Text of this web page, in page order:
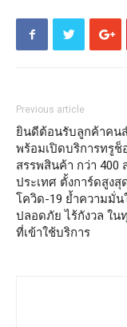
Previous article
ยินดีต้อนรับลูกค้าคน
พร้อมเปิดบริการทรูช็
สรรพสินค้า กว่า 400
ประเทศ ตั้งการ์ดสูงสุ
โควิด-19 ย้ำความมั่น
ปลอดภัย ไร้กังวล ใน
ที่เข้าใช้บริการ